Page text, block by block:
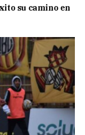
su camino en